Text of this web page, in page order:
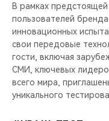
В рамках
пользователей
инновационных
свои передовые
гости, включая
СМИ, ключевых
всего мира,
уникального